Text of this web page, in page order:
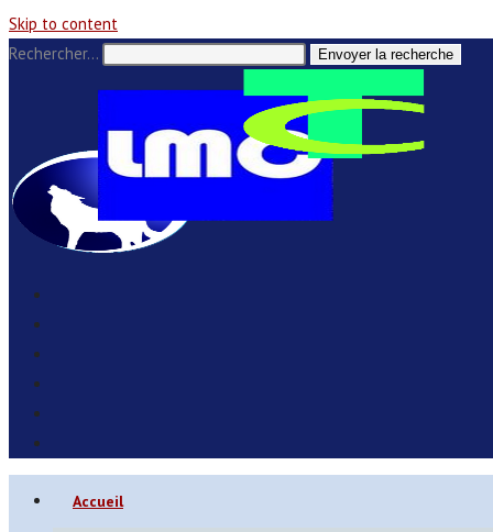
Skip to content
Rechercher…
Envoyer la recherche
Accueil